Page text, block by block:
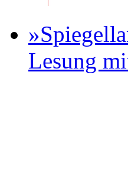
Lesung